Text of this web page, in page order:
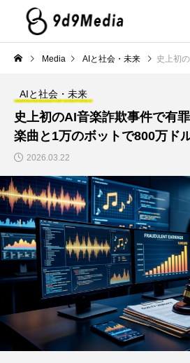
Media AIと社会・未来 史上初のAI音楽詐欺事
AIと社会・未来
史上初のAI音楽詐欺事件で有
楽曲と1万のボットで800万ド
2026.03.22